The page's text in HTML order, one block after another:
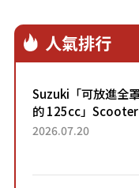
人氣排行
Suzuki「可放進全
的 125cc」
目！採用全新流線設
2026.07.20